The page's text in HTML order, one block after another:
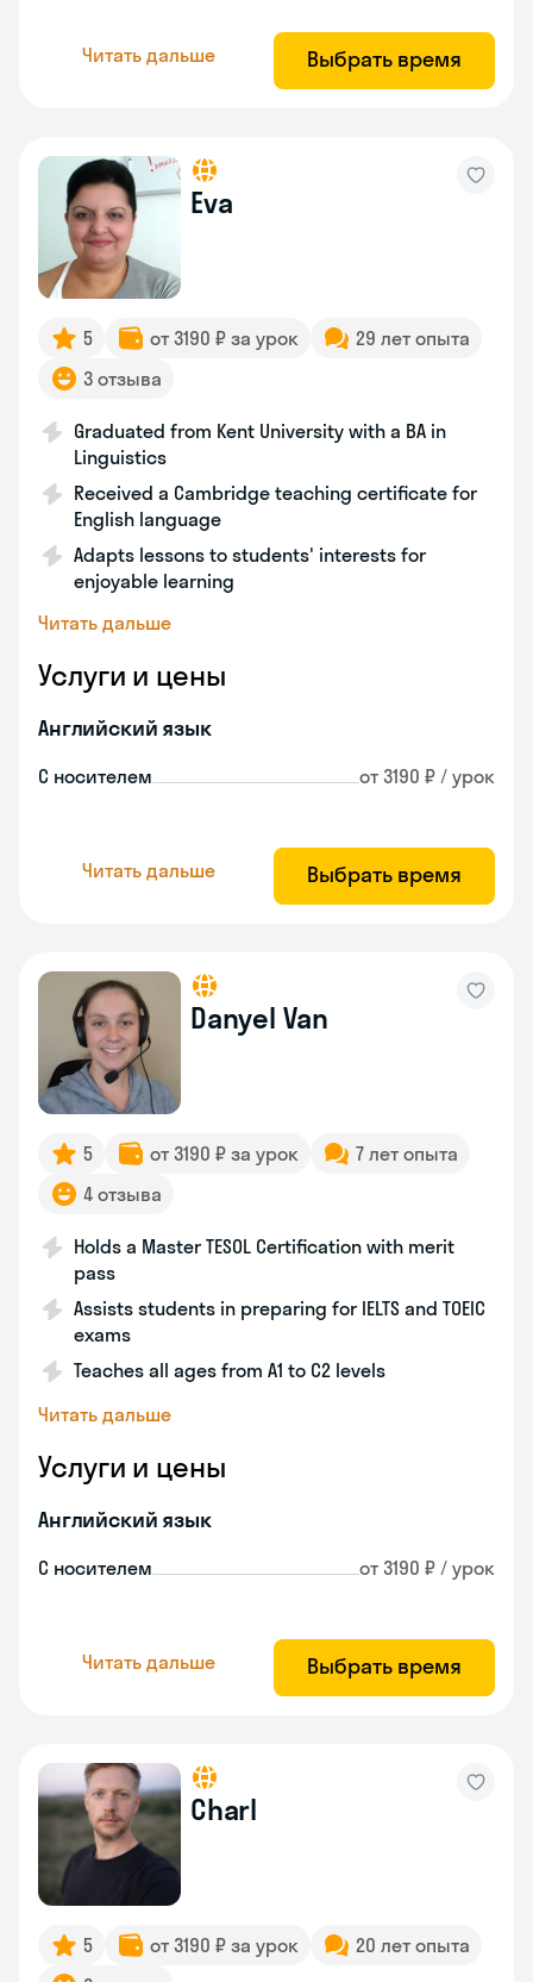
Читать дальше Выбрать время
Eva
5 от 3190 ₽ за урок
29 лет опыта
3 отзыва
Graduated from Kent University with a BA in
Linguistics
Received a Cambridge teaching certificate for
English language
Adapts lessons to students' interests for
enjoyable learning
Читать дальше
Услуги и цены
Английский язык
С носителем от 3190 ₽ / урок
Читать дальше Выбрать время
Danyel Van
5 от 3190 ₽ за урок
7 лет опыта
4 отзыва
Holds a Master TESOL Certification with merit
pass
Assists students in preparing for IELTS and TOEIC
exams
Teaches all ages from A1 to C2 levels
Читать дальше
Услуги и цены
Английский язык
С носителем от 3190 ₽ / урок
Читать дальше Выбрать время
Charl
5 от 3190 ₽ за урок
20 лет опыта